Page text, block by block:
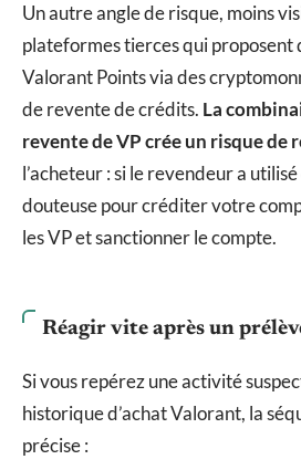
Un autre angle de risque, moins
plateformes tierces qui proposent
Valorant Points via des
de revente de crédits. La
revente de VP crée un risque
l’acheteur : si le revendeur a
douteuse pour créditer votre
les VP et sanctionner le compte.
Réagir vite après un
Si vous repérez une activité
historique d’achat Valorant, la
précise :